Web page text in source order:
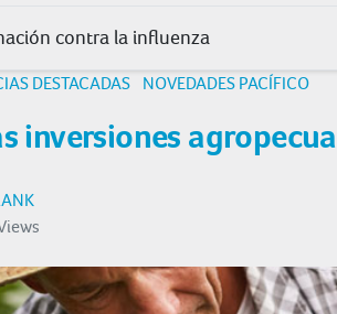
contra la influenza
DESTACADAS NOVEDADES PACÍFICO
inversiones